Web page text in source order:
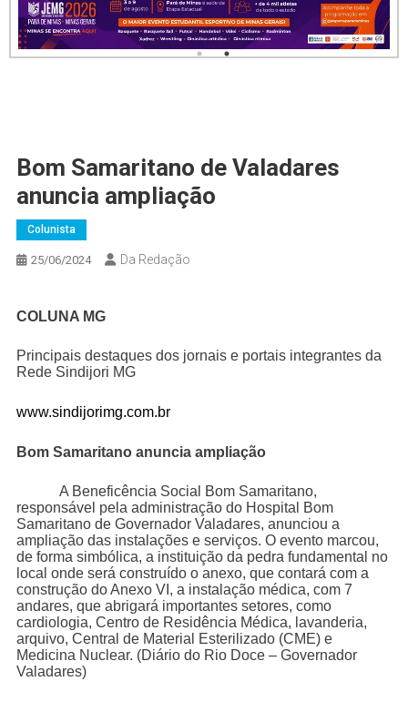
Bom Samaritano de Valadares
anuncia ampliação
Colunista
25/06/2024 Da Redação
COLUNA MG
Principais destaques dos jornais e portais integrantes da
Rede Sindijori MG
www.sindijorimg.com.br
Bom Samaritano anuncia ampliação
A Beneficência Social Bom Samaritano,
responsável pela administração do Hospital Bom
Samaritano de Governador Valadares, anunciou a
ampliação das instalações e serviços. O evento marcou,
de forma simbólica, a instituição da pedra fundamental no
local onde será construído o anexo, que contará com a
construção do Anexo VI, a instalação médica, com 7
andares, que abrigará importantes setores, como
cardiologia, Centro de Residência Médica, lavanderia,
arquivo, Central de Material Esterilizado (CME) e
Medicina Nuclear. (Diário do Rio Doce – Governador
Valadares)